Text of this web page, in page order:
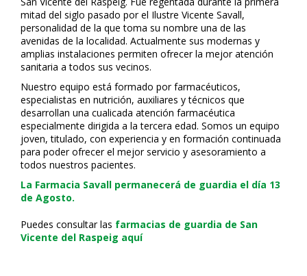
mitad del siglo pasado por el Ilustre Vicente Savall,
personalidad de la que toma su nombre una de las
avenidas de la localidad. Actualmente sus modernas y
amplias instalaciones permiten ofrecer la mejor atención
sanitaria a todos sus vecinos.
Nuestro equipo está formado por farmacéuticos,
especialistas en nutrición, auxiliares y técnicos que
desarrollan una cualificada atención farmacéutica
especialmente dirigida a la tercera edad. Somos un equipo
joven, titulado, con experiencia y en formación continuada
para poder ofrecer el mejor servicio y asesoramiento a
todos nuestros pacientes.
La Farmacia Savall permanecerá de guardia el día 13
de Agosto.
Puedes consultar las farmacias de guardia de San
Vicente del Raspeig aquí